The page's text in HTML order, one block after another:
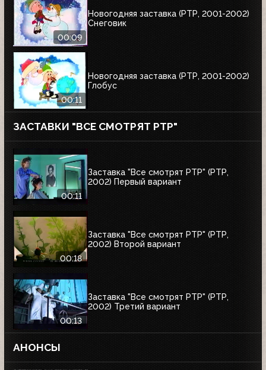
00:09
Новогодняя заставка (РТР, 2001-2002)
Снеговик
00:11
Новогодняя заставка (РТР, 2001-2002)
Глобус
ЗАСТАВКИ "ВСЕ СМОТРЯТ РТР"
00:11
Заставка "Все смотрят РТР" (РТР,
2002) Первый вариант
00:18
Заставка "Все смотрят РТР" (РТР,
2002) Второй вариант
00:13
Заставка "Все смотрят РТР" (РТР,
2002) Третий вариант
АНОНСЫ